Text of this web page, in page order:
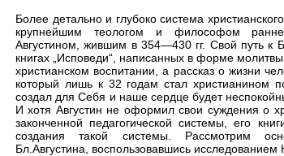
Более детально и глубоко система
крупнейшим теологом и философом
Августином, жившим в 354—430 гг. Свой путь к
книгах „Исповеди“, написанных в форме
христианском воспитании, а рассказ о жизни
который лишь к 32 годам стал христианином
создал для Себя и наше сердце будет
И хотя Августин не оформил свои суждения о
законченной педагогической системы, его
создания такой системы. Рассмотрим
Бл.Августина, воспользовавшись